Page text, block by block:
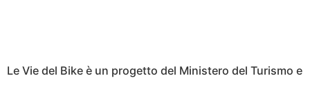
Le Vie del Bike è un progetto del Ministero del Turismo e